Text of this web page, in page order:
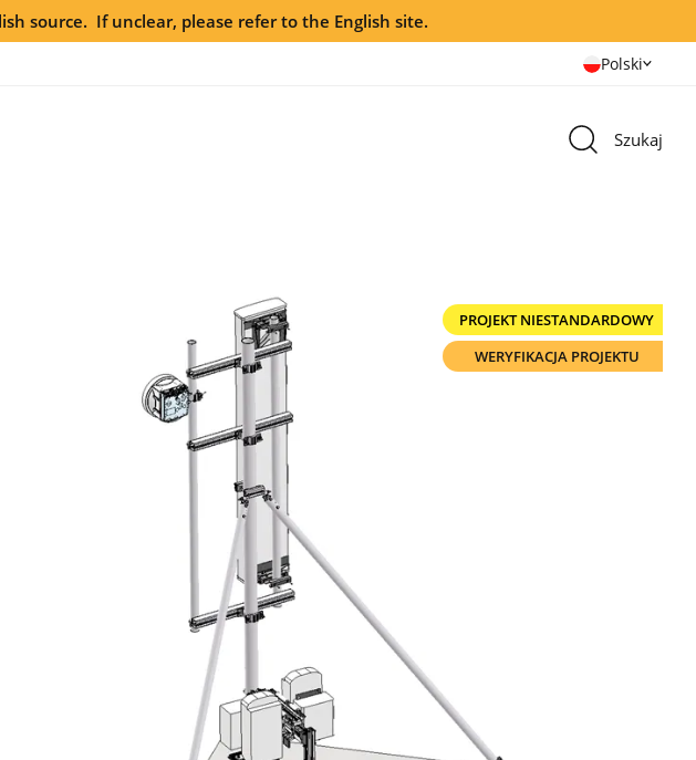
source. If unclear, please refer to the English site.
Polski
Szukaj
PROJEKT NIESTANDARDOWY
WERYFIKACJA PROJEKTU